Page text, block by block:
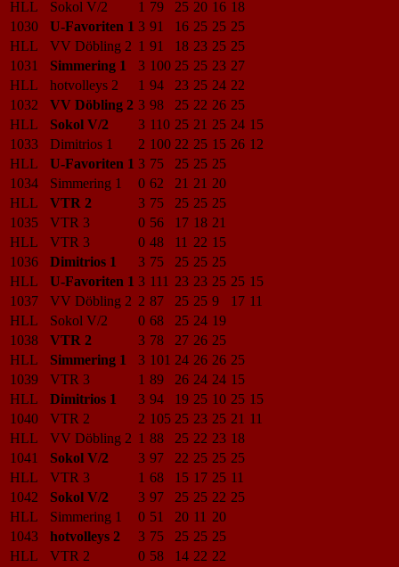
HLL
Sokol V/2 1 79 25 20 16 18
1030
U-Favoriten 1 3 91 16 25 25 25
HLL
VV Döbling 2 1 91 18 23 25 25
1031
Simmering 1 3 100 25 25 23 27
HLL
hotvolleys 2 1 94 23 25 24 22
1032
VV Döbling 2 3 98 25 22 26 25
HLL
Sokol V/2 3 110 25 21 25 24 15
1033
Dimitrios 1 2 100 22 25 15 26 12
HLL
U-Favoriten 1 3 75 25 25 25
1034
Simmering 1 0 62 21 21 20
HLL
VTR 2 3 75 25 25 25
1035
VTR 3 0 56 17 18 21
HLL
VTR 3 0 48 11 22 15
1036
Dimitrios 1 3 75 25 25 25
HLL
U-Favoriten 1 3 111 23 23 25 25 15
1037
VV Döbling 2 2 87 25 25 9 17 11
HLL
Sokol V/2 0 68 25 24 19
1038
VTR 2 3 78 27 26 25
HLL
Simmering 1 3 101 24 26 26 25
1039
VTR 3 1 89 26 24 24 15
HLL
Dimitrios 1 3 94 19 25 10 25 15
1040
VTR 2 2 105 25 23 25 21 11
HLL
VV Döbling 2 1 88 25 22 23 18
1041
Sokol V/2 3 97 22 25 25 25
HLL
VTR 3 1 68 15 17 25 11
1042
Sokol V/2 3 97 25 25 22 25
HLL
Simmering 1 0 51 20 11 20
1043
hotvolleys 2 3 75 25 25 25
HLL
VTR 2 0 58 14 22 22